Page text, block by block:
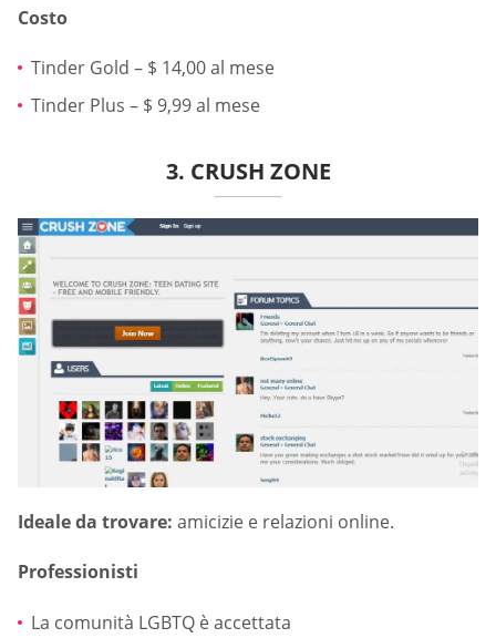
Costo
Tinder Gold – $ 14,00 al mese
Tinder Plus – $ 9,99 al mese
3. CRUSH ZONE
Ideale da trovare: amicizie e relazioni online.
Professionisti
La comunità LGBTQ è accettata